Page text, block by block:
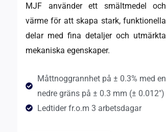
MJF använder ett smältmedel och
värme för att skapa stark, funktionella
delar med fina detaljer och utmärkta
mekaniska egenskaper.
Måttnoggrannhet på ± 0.3% med en
nedre gräns på ± 0.3 mm (± 0.012")
Ledtider fr.o.m 3 arbetsdagar